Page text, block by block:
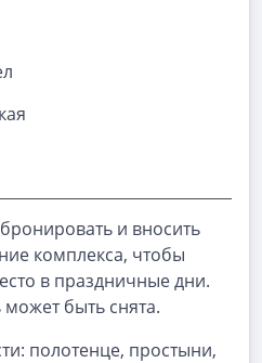
и вносить
комплекса, чтобы
в праздничные дни.
быть снята.
полотенце, простыни,